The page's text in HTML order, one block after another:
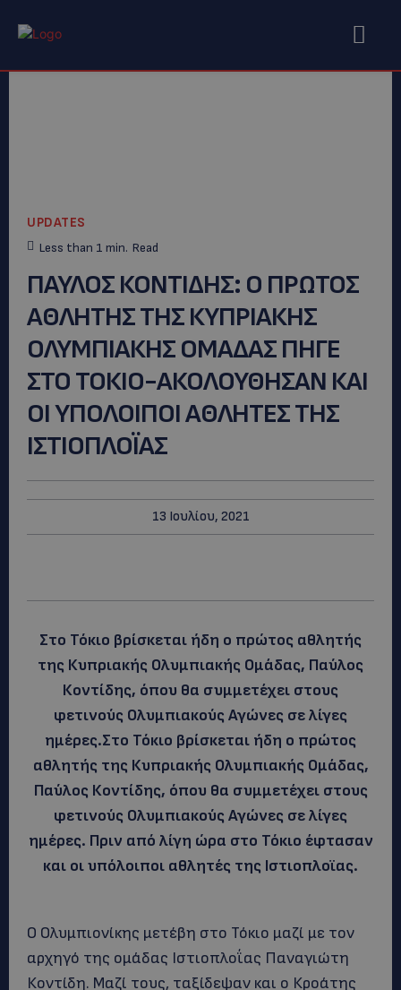
UPDATES
Less than 1 min. Read
ΠΑΥΛΟΣ ΚΟΝΤΙΔΗΣ: O ΠΡΩΤΟΣ
ΑΘΛΗΤΗΣ ΤΗΣ ΚΥΠΡΙΑΚΗΣ
ΟΛΥΜΠΙΑΚΗΣ ΟΜΑΔΑΣ ΠΗΓΕ
ΣΤΟ ΤΟΚΙΟ-ΑΚΟΛΟΥΘΗΣΑΝ ΚΑΙ
ΟΙ ΥΠΟΛΟΙΠΟΙ ΑΘΛΗΤΕΣ ΤΗΣ
ΙΣΤΙΟΠΛΟΪΑΣ
13 Ιουλίου, 2021
Στο Τόκιο βρίσκεται ήδη ο πρώτος αθλητής
της Κυπριακής Ολυμπιακής Ομάδας, Παύλος
Κοντίδης, όπου θα συμμετέχει στους
φετινούς Ολυμπιακούς Αγώνες σε λίγες
ημέρες.Στο Τόκιο βρίσκεται ήδη ο πρώτος
αθλητής της Κυπριακής Ολυμπιακής Ομάδας,
Παύλος Κοντίδης, όπου θα συμμετέχει στους
φετινούς Ολυμπιακούς Αγώνες σε λίγες
ημέρες. Πριν από λίγη ώρα στο Τόκιο έφτασαν
και οι υπόλοιποι αθλητές της Ιστιοπλοϊας.
Ο Ολυμπιονίκης μετέβη στο Τόκιο μαζί με τον
αρχηγό της ομάδας Ιστιοπλοΐας Παναγιώτη
Κοντίδη. Μαζί τους, ταξίδεψαν και ο Κροάτης